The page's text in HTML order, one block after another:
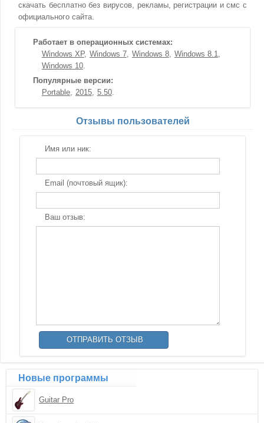
скачать бесплатно без вирусов, рекламы, регистрации и смс с
официального сайта.
Работает в операционных системах:
Windows XP
Windows 7 Windows 8
Windows 8.1
Windows 10
Популярные версии:
Portable
2015 5.50
Отзывы пользователей
Имя или ник:
Email (почтовый ящик):
Ваш отзыв:
Новые программы
Guitar Pro